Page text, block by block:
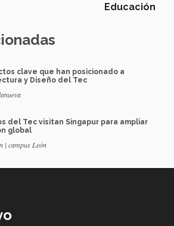
Educación
clave que han posicionado a
y Diseño del Tec
del Tec visitan Singapur para ampliar
global
| campus León